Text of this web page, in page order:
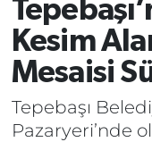
Kesim
Mesaisi
Tepebaşı
Pazaryeri’nde